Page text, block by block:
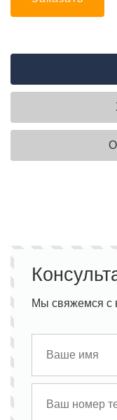
Мы свяжемся с